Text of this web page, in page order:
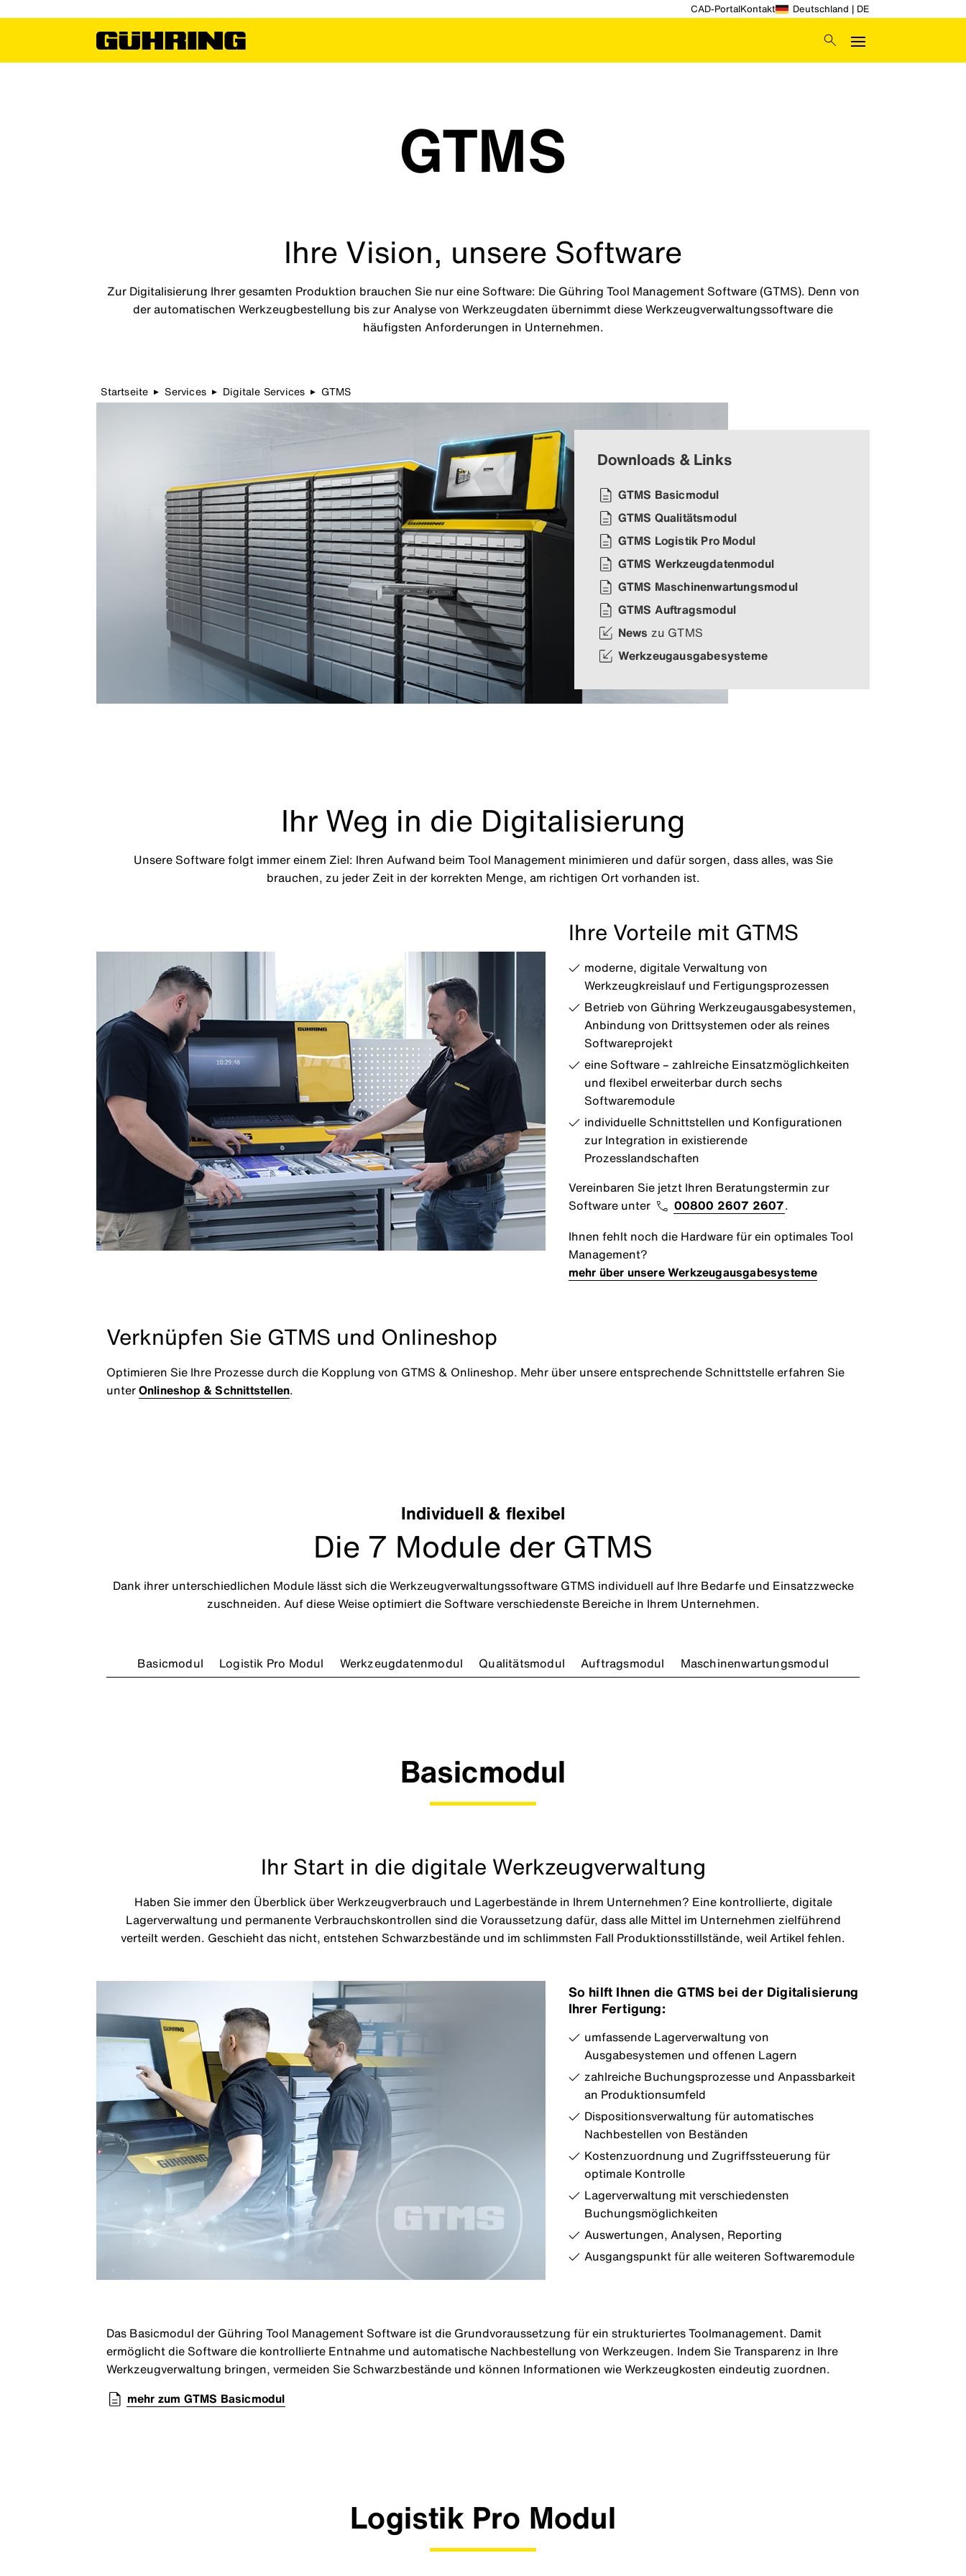
CAD-PortalKontakt Deutschland | DE
GTMS
Ihre Vision, unsere Software
Zur Digitalisierung Ihrer gesamten Produktion brauchen Sie nur eine Software: Die Gühring Tool Management Software (GTMS). Denn von
der automatischen Werkzeugbestellung bis zur Analyse von Werkzeugdaten übernimmt diese Werkzeugverwaltungssoftware die
häufigsten Anforderungen in Unternehmen.
Startseite ▶ Services ▶ Digitale Services ▶ GTMS
Downloads & Links
GTMS Basicmodul
GTMS Qualitätsmodul
GTMS Logistik Pro Modul
GTMS Werkzeugdatenmodul
GTMS Maschinenwartungsmodul
GTMS Auftragsmodul
News zu GTMS
Werkzeugausgabesysteme
Ihr Weg in die Digitalisierung
Unsere Software folgt immer einem Ziel: Ihren Aufwand beim Tool Management minimieren und dafür sorgen, dass alles, was Sie
brauchen, zu jeder Zeit in der korrekten Menge, am richtigen Ort vorhanden ist.
Ihre Vorteile mit GTMS
moderne, digitale Verwaltung von
Werkzeugkreislauf und Fertigungsprozessen
Betrieb von Gühring Werkzeugausgabesystemen,
Anbindung von Drittsystemen oder als reines
Softwareprojekt
eine Software – zahlreiche Einsatzmöglichkeiten
und flexibel erweiterbar durch sechs
Softwaremodule
individuelle Schnittstellen und Konfigurationen
zur Integration in existierende
Prozesslandschaften
Vereinbaren Sie jetzt Ihren Beratungstermin zur
Software unter
00800 2607 2607.
Ihnen fehlt noch die Hardware für ein optimales Tool
Management?
mehr über unsere Werkzeugausgabesysteme
Verknüpfen Sie GTMS und Onlineshop
Optimieren Sie Ihre Prozesse durch die Kopplung von GTMS & Onlineshop. Mehr über unsere entsprechende Schnittstelle erfahren Sie
unterOnlineshop & Schnittstellen.
Individuell & flexibel
Die 7 Module der GTMS
Dank ihrer unterschiedlichen Module lässt sich die Werkzeugverwaltungssoftware GTMS individuell auf Ihre Bedarfe und Einsatzzwecke
zuschneiden. Auf diese Weise optimiert die Software verschiedenste Bereiche in Ihrem Unternehmen.
Basicmodul Logistik Pro Modul Werkzeugdatenmodul Qualitätsmodul Auftragsmodul Maschinenwartungsmodul
Basicmodul
Ihr Start in die digitale Werkzeugverwaltung
Haben Sie immer den Überblick über Werkzeugverbrauch und Lagerbestände in Ihrem Unternehmen? Eine kontrollierte, digitale
Lagerverwaltung und permanente Verbrauchskontrollen sind die Voraussetzung dafür, dass alle Mittel im Unternehmen zielführend
verteilt werden. Geschieht das nicht, entstehen Schwarzbestände und im schlimmsten Fall Produktionsstillstände, weil Artikel fehlen.
So hilft Ihnen die GTMS bei der Digitalisierung
Ihrer Fertigung:
umfassende Lagerverwaltung von
Ausgabesystemen und offenen Lagern
zahlreiche Buchungsprozesse und Anpassbarkeit
an Produktionsumfeld
Dispositionsverwaltung für automatisches
Nachbestellen von Beständen
Kostenzuordnung und Zugriffssteuerung für
optimale Kontrolle
Lagerverwaltung mit verschiedensten
Buchungsmöglichkeiten
Auswertungen, Analysen, Reporting
Ausgangspunkt für alle weiteren Softwaremodule
Das Basicmodul der Gühring Tool Management Software ist die Grundvoraussetzung für ein strukturiertes Toolmanagement. Damit
ermöglicht die Software die kontrollierte Entnahme und automatische Nachbestellung von Werkzeugen. Indem Sie Transparenz in Ihre
Werkzeugverwaltung bringen, vermeiden Sie Schwarzbestände und können Informationen wie Werkzeugkosten eindeutig zuordnen.
mehr zum GTMS Basicmodul
Logistik Pro Modul